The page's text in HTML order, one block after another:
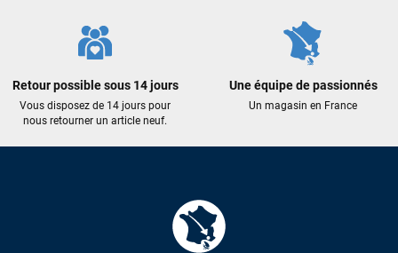
Retour possible sous 14 jours
Vous disposez de 14 jours pour
nous retourner un article neuf.
Une équipe de passionnés
Un magasin en France
J’ai commandé un pack via leur site internet. À peine la